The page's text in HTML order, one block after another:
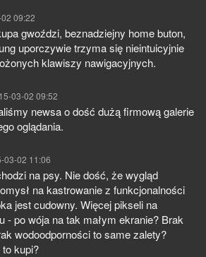
09:22
gwoździ, beznadziejny home buton,
uporczywie trzyma się nieintuicyjnie
klawiszy nawigacyjnych.
03-02 09:52
newsa o dość dużą firmową galerie
oglądania.
03-02 11:06
na psy. Nie dość, że wygląd
na kastrowanie z funkcjonalności
jest cudowny. Więcej pikseli na
- po wója na tak małym ekranie? Brak
wodoodporności to same zalety?
kupi?